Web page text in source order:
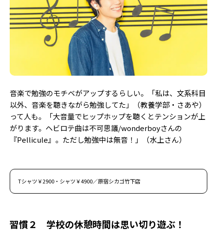
Seventeenについて
Follow us
ST member
新規会員登録・ログイン
音楽で勉強のモチベがアップするらしい。「私は、文系科目
以外、音楽を聴きながら勉強してた」（教養学部・さあや）
って人も。「大音量でヒップホップを聴くとテンションが上
がります。ヘビロテ曲は不可思議/wonderboyさんの
『Pellicule』。ただし勉強中は無音！」（水上さん）
Tシャツ￥2900・シャツ￥4900／原宿シカゴ竹下店
習慣２ 学校の休憩時間は思い切り遊ぶ！